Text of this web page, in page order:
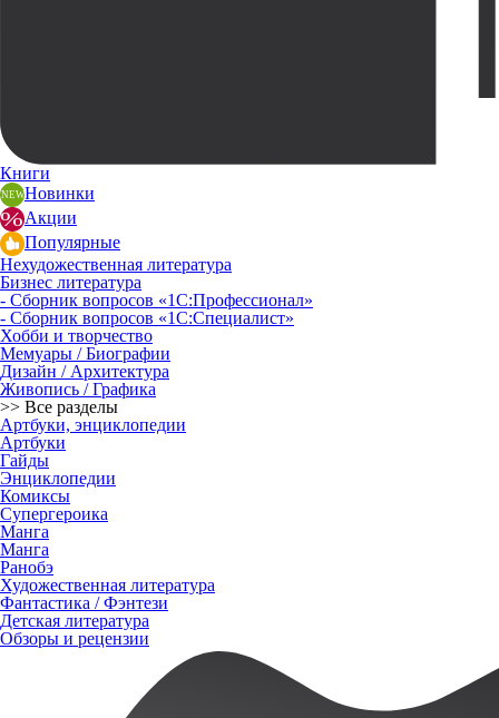
Книги
Новинки
Акции
Популярные
Нехудожественная литература
Бизнес литература
- Сборник вопросов «1С:Профессионал»
- Сборник вопросов «1С:Специалист»
Хобби и творчество
Мемуары / Биографии
Дизайн / Архитектура
Живопись / Графика
>> Все разделы
Артбуки, энциклопедии
Артбуки
Гайды
Энциклопедии
Комиксы
Супергероика
Манга
Манга
Ранобэ
Художественная литература
Фантастика / Фэнтези
Детская литература
Обзоры и рецензии